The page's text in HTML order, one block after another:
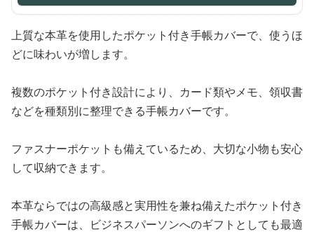
上質な本革を使用したポケット付き手帳カバーで、使うほ
どに味わいが増します。
複数のポケット付き設計により、カード類やメモ、領収書
などを種類別に整理できる手帳カバーです。
ファスナーポケットも備えているため、大切な小物も安心
して収納できます。
本革ならではの高級感と実用性を兼ね備えたポケット付き
手帳カバーは、ビジネスパーソンへのギフトとしても最適